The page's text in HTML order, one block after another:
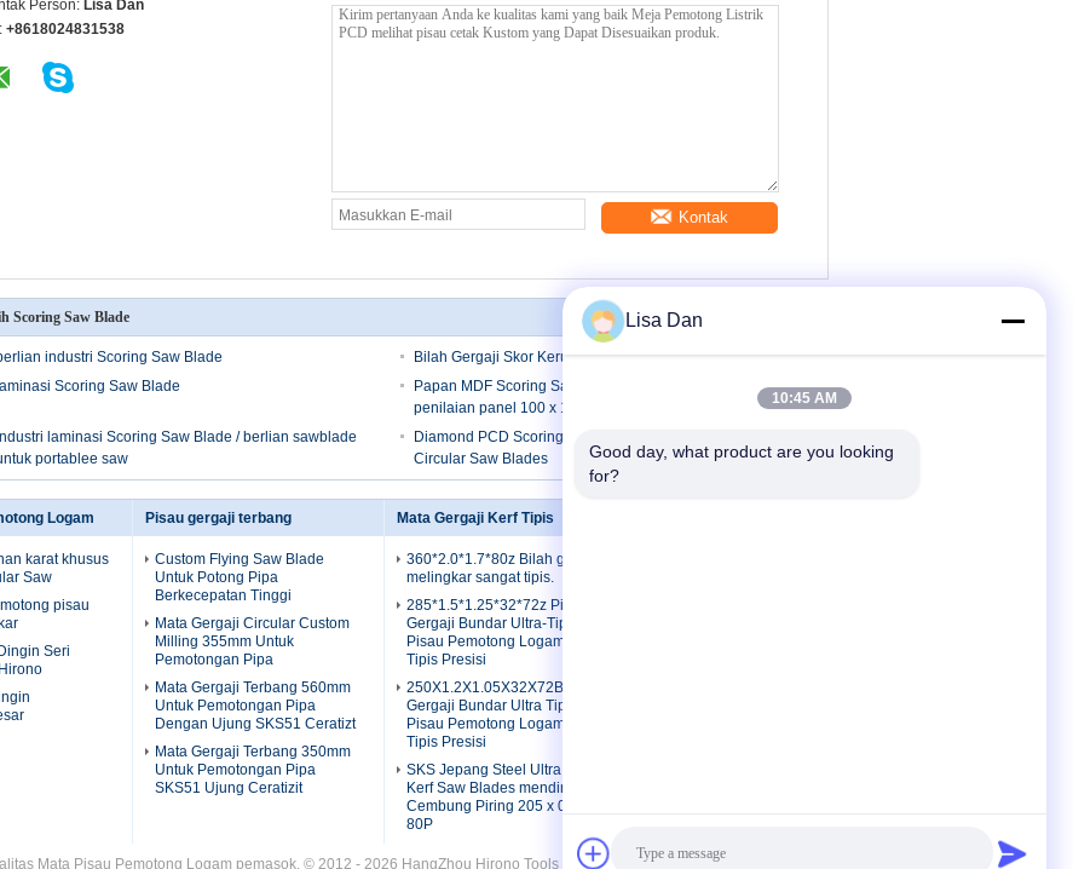
Person: Lisa Dan
+8618024831538
Kontak
Scoring Saw Blade
industri Scoring Saw Blade
Bilah Gergaji Skor Kerucut PCD
laminasi Scoring Saw Blade
Papan MDF Scoring Saw Blades yang tahan panas Untuk
penilaian panel 100 x 1,8 x 5
laminasi Scoring Saw Blade / berlian sawblade
portablee saw
Diamond PCD Scoring Saw Blade / laminasi cutting
Circular Saw Blades
Logam
karat khusus
Saw
pisau
Seri
Pisau gergaji terbang
Custom Flying Saw Blade
Untuk Potong Pipa
Berkecepatan Tinggi
Mata Gergaji Circular Custom
Milling 355mm Untuk
Pemotongan Pipa
Mata Gergaji Terbang 560mm
Untuk Pemotongan Pipa
Dengan Ujung SKS51 Ceratizt
Mata Gergaji Terbang 350mm
Untuk Pemotongan Pipa
SKS51 Ujung Ceratizit
Mata Gergaji Kerf Tipis
360*2.0*1.7*80z Bilah gergaji
melingkar sangat tipis.
285*1.5*1.25*32*72z Pisau
Gergaji Bundar Ultra-Tipis |
Pisau Pemotong Logam Kerf
Tipis Presisi
250X1.2X1.05X32X72Bilah
Gergaji Bundar Ultra Tipis |
Pisau Pemotong Logam Kerf
Tipis Presisi
SKS Jepang Steel Ultra Tipis
Kerf Saw Blades mendinginkan
Cembung Piring 205 x 0,8 x
80P
Mata Pisau Pemotong Logam pemasok. © 2012 - 2026 HangZhou Hirono Tools Co.,Ltd. All Rights Reserved.
Lisa Dan
10:45 AM
Good day, what product are you looking
for?